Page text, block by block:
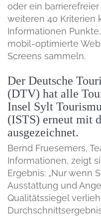
oder ein
weiteren 40 Kriterien
Informationen
mobil-optimierte
Screens sammeln.
Der Deutsche
(DTV) hat alle
Insel Sylt
(ISTS) erneut mit
ausgezeichnet.
Bernd Fruesemers,
Informationen, zeigt
Ergebnis: „Nur wenn
Ausstattung und
Qualitätssiegel